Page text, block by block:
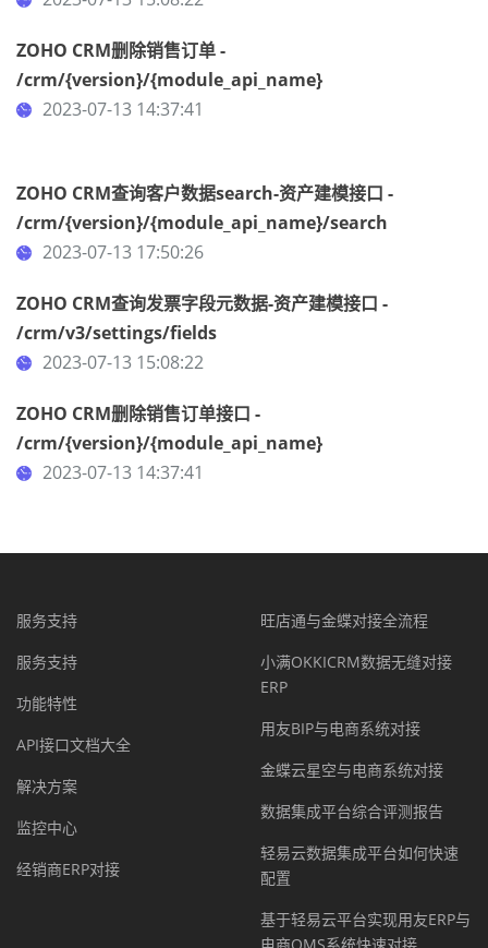
ZOHO CRM删除销售订单 -
/crm/{version}/{module_api_name}
2023-07-13 14:37:41
ZOHO CRM查询客户数据search-资产建模接口 -
/crm/{version}/{module_api_name}/search
2023-07-13 17:50:26
ZOHO CRM查询发票字段元数据-资产建模接口 -
/crm/v3/settings/fields
2023-07-13 15:08:22
ZOHO CRM删除销售订单接口 -
/crm/{version}/{module_api_name}
2023-07-13 14:37:41
服务支持
服务支持
功能特性
API接口文档大全
解决方案
监控中心
经销商ERP对接
旺店通与金蝶对接全流程
小满OKKICRM数据无缝对接
ERP
用友BIP与电商系统对接
金蝶云星空与电商系统对接
数据集成平台综合评测报告
轻易云数据集成平台如何快速
配置
基于轻易云平台实现用友ERP与
电商OMS系统快速对接